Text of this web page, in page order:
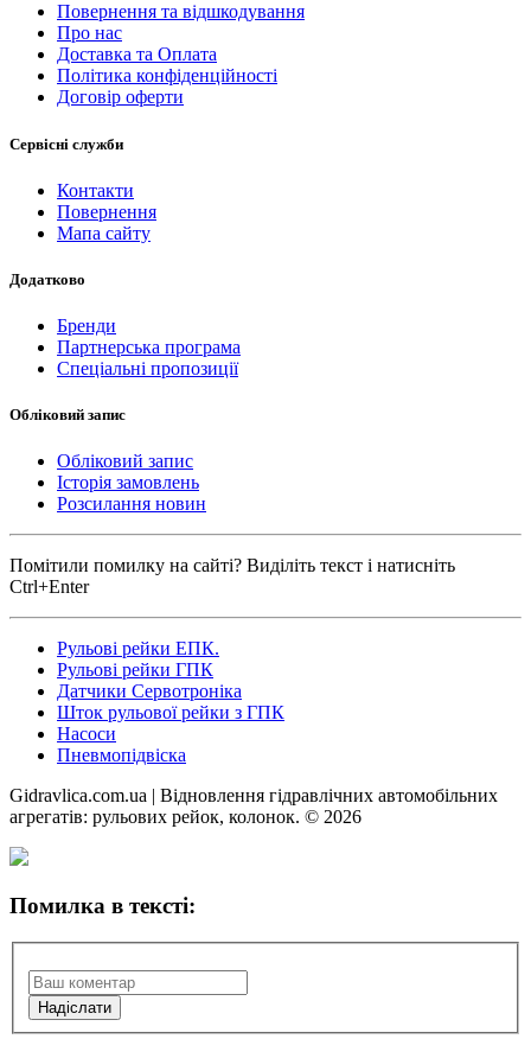
Повернення та відшкодування
Про нас
Доставка та Оплата
Політика конфіденційності
Договір оферти
Сервісні служби
Контакти
Повернення
Мапа сайту
Додатково
Бренди
Партнерська програма
Спеціальні пропозиції
Обліковий запис
Обліковий запис
Історія замовлень
Розсилання новин
Помітили помилку на сайті? Виділіть текст і натисніть
Ctrl+Enter
Рульові рейки ЕПК.
Рульові рейки ГПК
Датчики Сервотроніка
Шток рульової рейки з ГПК
Насоси
Пневмопідвіска
Gidravlica.com.ua | Відновлення гідравлічних автомобільних
агрегатів: рульових рейок, колонок. © 2026
Помилка в тексті: